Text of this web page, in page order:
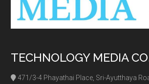
TECHNOLOGY MEDIA
471/3-4 Phayathai Place, Sri-Ayutthaya